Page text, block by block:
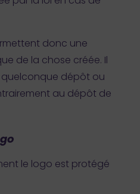
donc une
de la chose créée. Il
quelconque dépôt ou
au dépôt de
le logo est protégé